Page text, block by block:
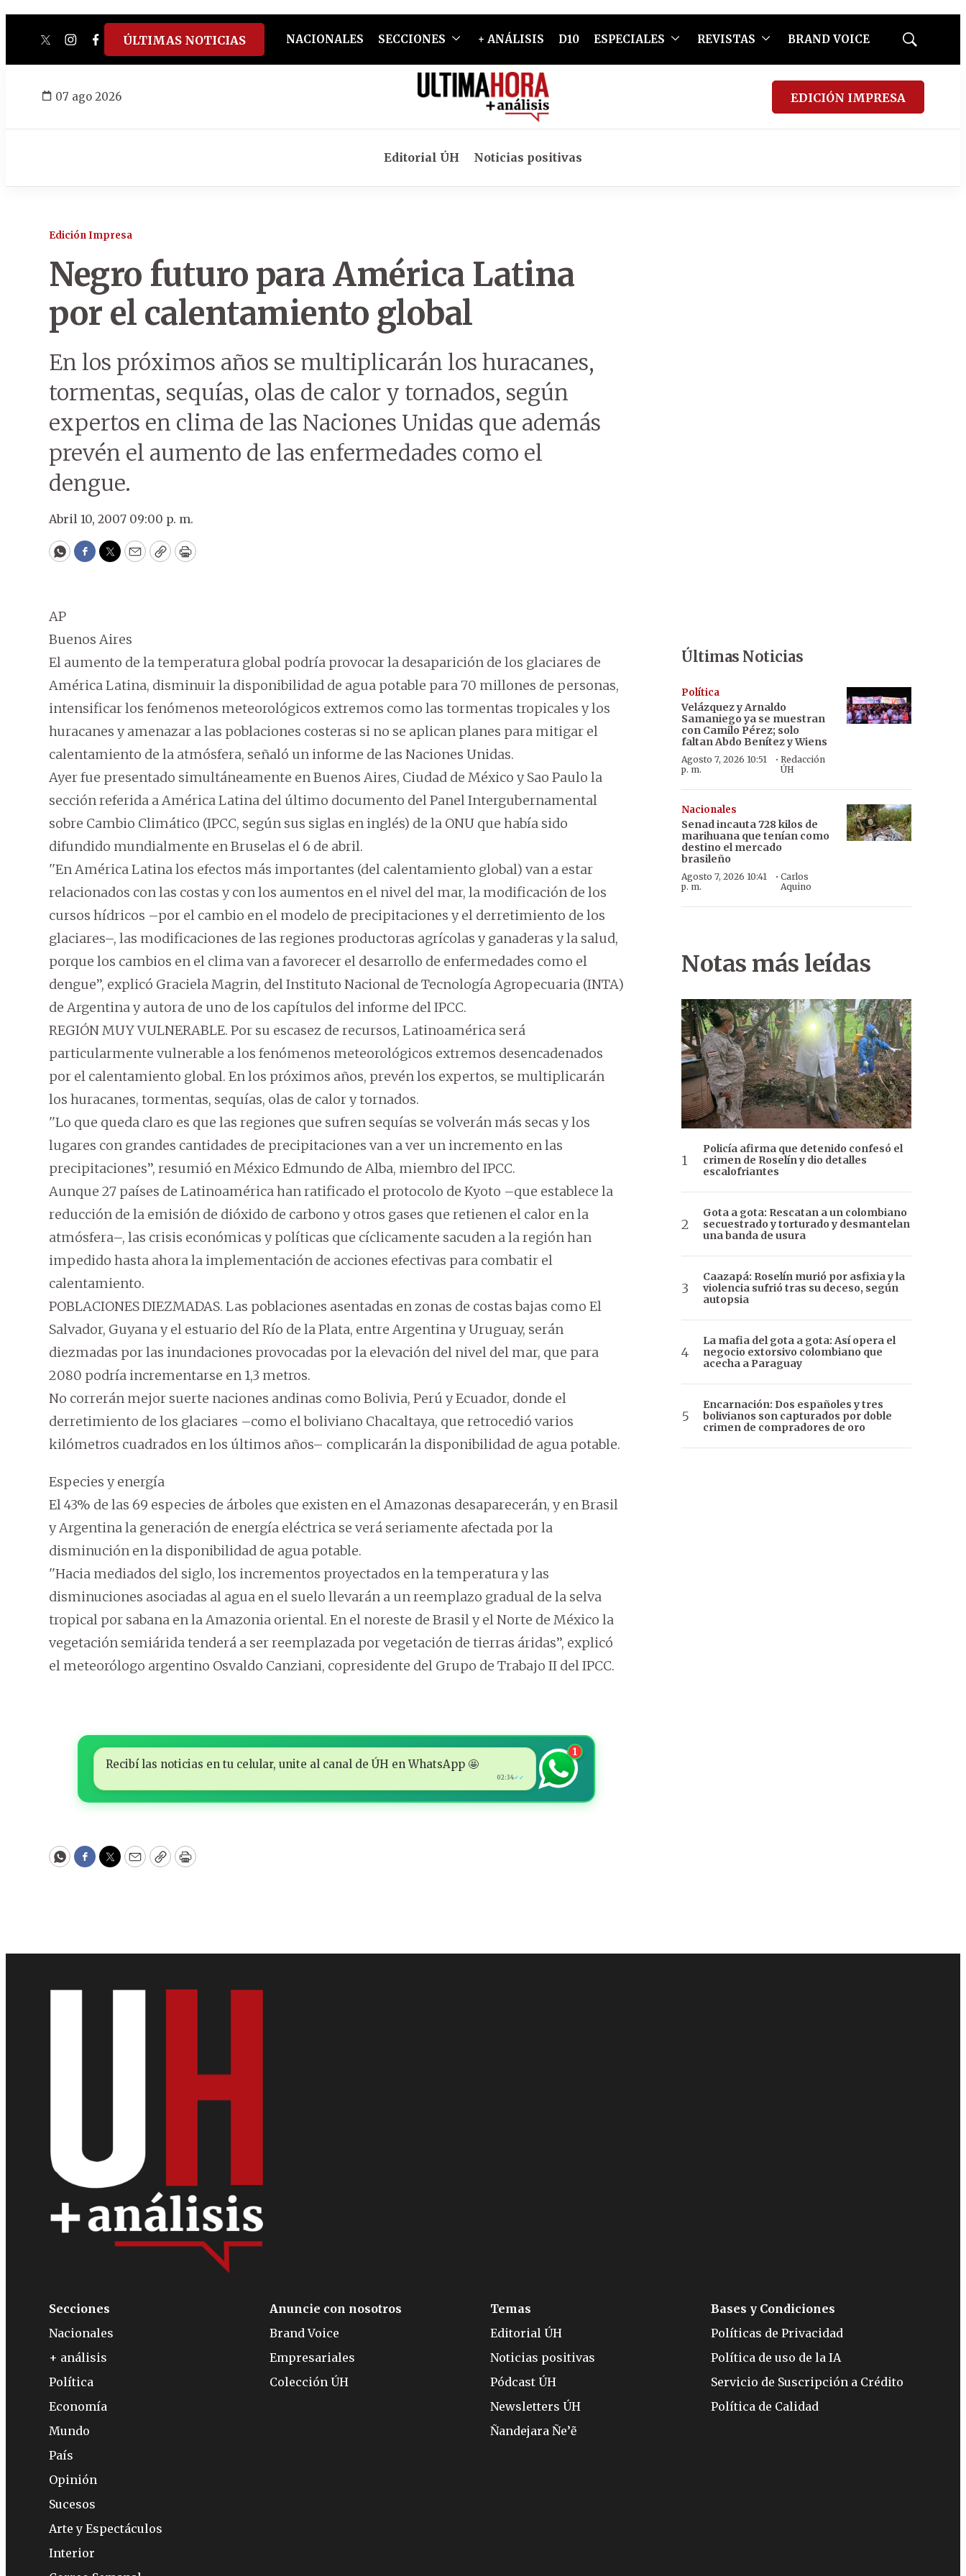
twitterinstagram
facebook
tiktokyoutube
spotify
ÚLTIMAS NOTICIAS NACIONALES SECCIONES + ANÁLISIS D10 ESPECIALES REVISTAS BRAND VOICE
Mostrar
07 ago 2026 EDICIÓN IMPRESA
Editorial ÚH Noticias positivas
Edición Impresa
Negro futuro para América Latina
por el calentamiento global
En los próximos años se multiplicarán los huracanes,
tormentas, sequías, olas de calor y tornados, según
expertos en clima de las Naciones Unidas que además
prevén el aumento de las enfermedades como el
dengue.
Abril 10, 2007 09:00 p. m.
WhatsApp
Facebook
Twitter
EmailCopyPrint
AP
Buenos Aires
El aumento de la temperatura global podría provocar la desaparición de los glaciares de
América Latina, disminuir la disponibilidad de agua potable para 70 millones de personas,
intensificar los fenómenos meteorológicos extremos como las tormentas tropicales y los
huracanes y amenazar a las poblaciones costeras si no se aplican planes para mitigar el
calentamiento de la atmósfera, señaló un informe de las Naciones Unidas.
Ayer fue presentado simultáneamente en Buenos Aires, Ciudad de México y Sao Paulo la
sección referida a América Latina del último documento del Panel Intergubernamental
sobre Cambio Climático (IPCC, según sus siglas en inglés) de la ONU que había sido
difundido mundialmente en Bruselas el 6 de abril.
''En América Latina los efectos más importantes (del calentamiento global) van a estar
relacionados con las costas y con los aumentos en el nivel del mar, la modificación de los
cursos hídricos –por el cambio en el modelo de precipitaciones y el derretimiento de los
glaciares–, las modificaciones de las regiones productoras agrícolas y ganaderas y la salud,
porque los cambios en el clima van a favorecer el desarrollo de enfermedades como el
dengue’’, explicó Graciela Magrin, del Instituto Nacional de Tecnología Agropecuaria (INTA)
de Argentina y autora de uno de los capítulos del informe del IPCC.
REGIÓN MUY VULNERABLE. Por su escasez de recursos, Latinoamérica será
particularmente vulnerable a los fenómenos meteorológicos extremos desencadenados
por el calentamiento global. En los próximos años, prevén los expertos, se multiplicarán
los huracanes, tormentas, sequías, olas de calor y tornados.
''Lo que queda claro es que las regiones que sufren sequías se volverán más secas y los
lugares con grandes cantidades de precipitaciones van a ver un incremento en las
precipitaciones’’, resumió en México Edmundo de Alba, miembro del IPCC.
Aunque 27 países de Latinoamérica han ratificado el protocolo de Kyoto –que establece la
reducción de la emisión de dióxido de carbono y otros gases que retienen el calor en la
atmósfera–, las crisis económicas y políticas que cíclicamente sacuden a la región han
impedido hasta ahora la implementación de acciones efectivas para combatir el
calentamiento.
POBLACIONES DIEZMADAS. Las poblaciones asentadas en zonas de costas bajas como El
Salvador, Guyana y el estuario del Río de la Plata, entre Argentina y Uruguay, serán
diezmadas por las inundaciones provocadas por la elevación del nivel del mar, que para
2080 podría incrementarse en 1,3 metros.
No correrán mejor suerte naciones andinas como Bolivia, Perú y Ecuador, donde el
derretimiento de los glaciares –como el boliviano Chacaltaya, que retrocedió varios
kilómetros cuadrados en los últimos años– complicarán la disponibilidad de agua potable.
Especies y energía
El 43% de las 69 especies de árboles que existen en el Amazonas desaparecerán, y en Brasil
y Argentina la generación de energía eléctrica se verá seriamente afectada por la
disminución en la disponibilidad de agua potable.
''Hacia mediados del siglo, los incrementos proyectados en la temperatura y las
disminuciones asociadas al agua en el suelo llevarán a un reemplazo gradual de la selva
tropical por sabana en la Amazonia oriental. En el noreste de Brasil y el Norte de México la
vegetación semiárida tenderá a ser reemplazada por vegetación de tierras áridas’’, explicó
el meteorólogo argentino Osvaldo Canziani, copresidente del Grupo de Trabajo II del IPCC.
Recibí las noticias en tu celular, unite al canal de ÚH en WhatsApp 🤩
02:34✓✓
1
WhatsApp
Facebook
Twitter
EmailCopyPrint
Últimas Noticias
Política
Velázquez y Arnaldo
Samaniego ya se muestran
con Camilo Pérez; solo
faltan Abdo Benítez y Wiens
Agosto 7, 2026 10:51
p. m.
·Redacción
ÚH
Nacionales
Senad incauta 728 kilos de
marihuana que tenían como
destino el mercado
brasileño
Agosto 7, 2026 10:41
p. m.
· Carlos
Aquino
Notas más leídas
Policía afirma que detenido confesó el
crimen de Roselín y dio detalles
escalofriantes
Gota a gota: Rescatan a un colombiano
secuestrado y torturado y desmantelan
una banda de usura
Caazapá: Roselín murió por asfixia y la
violencia sufrió tras su deceso, según
autopsia
La mafia del gota a gota: Así opera el
negocio extorsivo colombiano que
acecha a Paraguay
Encarnación: Dos españoles y tres
bolivianos son capturados por doble
crimen de compradores de oro
Secciones
Nacionales
+ análisis
Política
Economía
Mundo
País
Opinión
Sucesos
Arte y Espectáculos
Interior
Anuncie con nosotros
Brand Voice
Empresariales
Colección ÚH
Temas
Editorial ÚH
Noticias positivas
Pódcast ÚH
Newsletters ÚH
Ñandejara Ñe’ẽ
Bases y Condiciones
Políticas de Privacidad
Política de uso de la IA
Servicio de Suscripción a Crédito
Política de Calidad